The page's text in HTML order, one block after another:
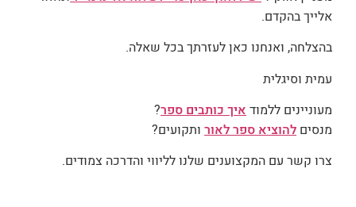
אלייך בהקדם.
בהצלחה, ואנחנו כאן לעזרתך בכל שאלה.
עמית וסיגלית
מעוניינים ללמודאיך כותבים ספר?
מנסים להוציא ספר לאורותקועים?
צרו קשר עם המקצוענים שלנו לליווי והדרכה צמודים.